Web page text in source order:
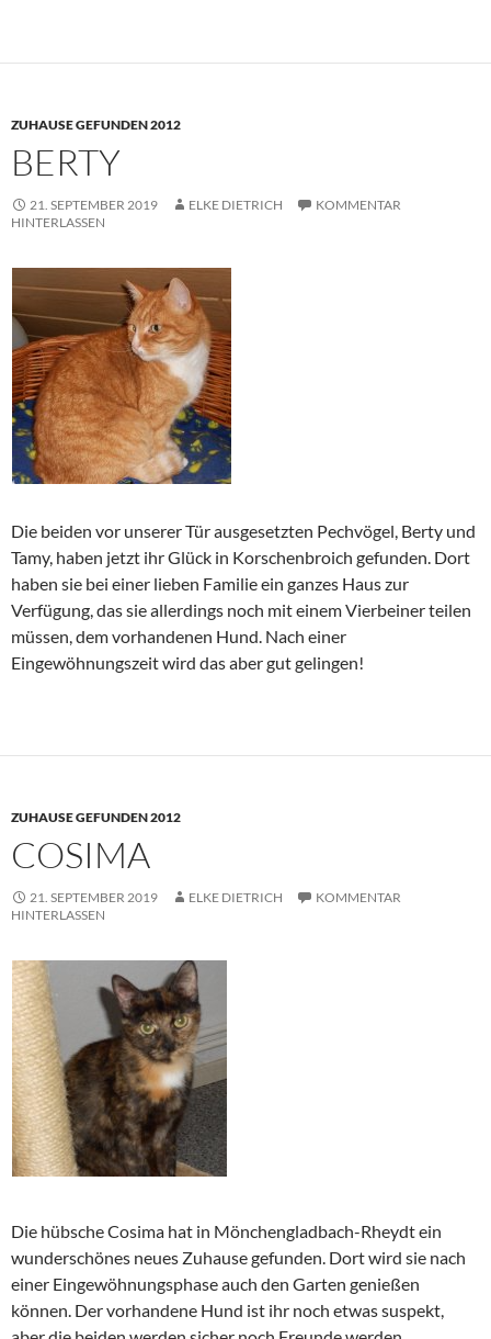
ZUHAUSE GEFUNDEN 2012
BERTY
21. SEPTEMBER 2019 ELKE DIETRICH
KOMMENTAR
HINTERLASSEN
Die beiden vor unserer Tür ausgesetzten Pechvögel, Berty und
Tamy, haben jetzt ihr Glück in Korschenbroich gefunden. Dort
haben sie bei einer lieben Familie ein ganzes Haus zur
Verfügung, das sie allerdings noch mit einem Vierbeiner teilen
müssen, dem vorhandenen Hund. Nach einer
Eingewöhnungszeit wird das aber gut gelingen!
ZUHAUSE GEFUNDEN 2012
COSIMA
21. SEPTEMBER 2019 ELKE DIETRICH
KOMMENTAR
HINTERLASSEN
Die hübsche Cosima hat in Mönchengladbach-Rheydt ein
wunderschönes neues Zuhause gefunden. Dort wird sie nach
einer Eingewöhnungsphase auch den Garten genießen
können. Der vorhandene Hund ist ihr noch etwas suspekt,